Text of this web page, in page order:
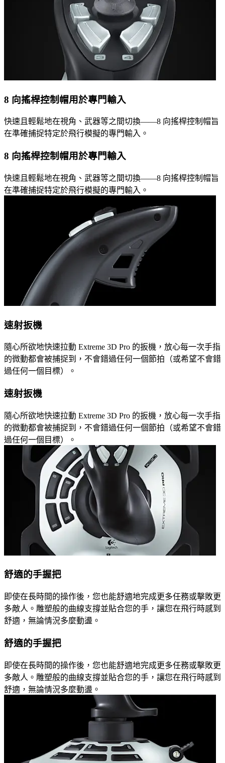
8 向搖桿控制帽用於專門輸入
快速且輕鬆地在視角、武器等之間切換——8 向搖桿控制帽旨
在準確捕捉特定於飛行模擬的專門輸入。
8 向搖桿控制帽用於專門輸入
快速且輕鬆地在視角、武器等之間切換——8 向搖桿控制帽旨
在準確捕捉特定於飛行模擬的專門輸入。
速射扳機
隨心所欲地快速拉動 Extreme 3D Pro 的扳機，放心每一次手指
的微動都會被捕捉到，不會錯過任何一個節拍（或希望不會錯
過任何一個目標）。
速射扳機
隨心所欲地快速拉動 Extreme 3D Pro 的扳機，放心每一次手指
的微動都會被捕捉到，不會錯過任何一個節拍（或希望不會錯
過任何一個目標）。
舒適的手握把
即使在長時間的操作後，您也能舒適地完成更多任務或擊敗更
多敵人。雕塑般的曲線支撐並貼合您的手，讓您在飛行時感到
舒適，無論情況多麼動盪。
舒適的手握把
即使在長時間的操作後，您也能舒適地完成更多任務或擊敗更
多敵人。雕塑般的曲線支撐並貼合您的手，讓您在飛行時感到
舒適，無論情況多麼動盪。